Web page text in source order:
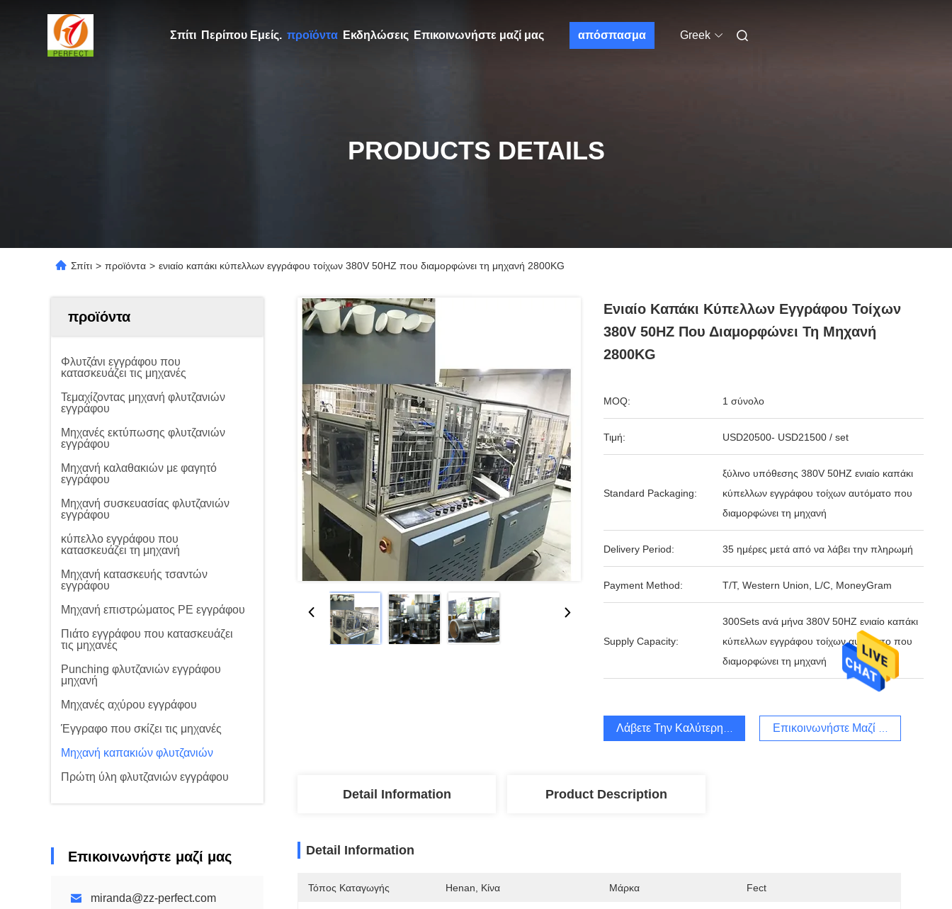
Σπίτι Περίπου Εμείς. προϊόντα Εκδηλώσεις Επικοινωνήστε μαζί μας απόσπασμα Greek
PRODUCTS DETAILS
Σπίτι > προϊόντα > ενιαίο καπάκι κύπελλων εγγράφου τοίχων 380V 50HZ που διαμορφώνει τη μηχανή 2800KG
προϊόντα
Φλυτζάνι εγγράφου που
κατασκευάζει τις μηχανές
Τεμαχίζοντας μηχανή φλυτζανιών
εγγράφου
Μηχανές εκτύπωσης φλυτζανιών
εγγράφου
Μηχανή καλαθακιών με φαγητό
εγγράφου
Μηχανή συσκευασίας φλυτζανιών
εγγράφου
κύπελλο εγγράφου που
κατασκευάζει τη μηχανή
Μηχανή κατασκευής τσαντών
εγγράφου
Μηχανή επιστρώματος PE εγγράφου
Πιάτο εγγράφου που κατασκευάζει
τις μηχανές
Punching φλυτζανιών εγγράφου
μηχανή
Μηχανές αχύρου εγγράφου
Έγγραφο που σκίζει τις μηχανές
Μηχανή καπακιών φλυτζανιών
Πρώτη ύλη φλυτζανιών εγγράφου
Επικοινωνήστε μαζί μας
miranda@zz-perfect.com
Ενιαίο Καπάκι Κύπελλων Εγγράφου Τοίχων
380V 50HZ Που Διαμορφώνει Τη Μηχανή
2800KG
MOQ: 1 σύνολο
Τιμή: USD20500- USD21500 / set
Standard Packaging:
ξύλινο υπόθεσης 380V 50HZ ενιαίο καπάκι
κύπελλων εγγράφου τοίχων αυτόματο που
διαμορφώνει τη μηχανή
Delivery Period: 35 ημέρες μετά από να λάβει την πληρωμή
Payment Method: T/T, Western Union, L/C, MoneyGram
Supply Capacity:
300Sets ανά μήνα 380V 50HZ ενιαίο καπάκι
κύπελλων εγγράφου τοίχων αυτόματο που
διαμορφώνει τη μηχανή
Λάβετε Την Καλύτερη Τιμή Επικοινωνήστε Μαζί Μας
Detail Information Product Description
Detail Information
Τόπος Καταγωγής Henan, Κίνα Μάρκα Fect